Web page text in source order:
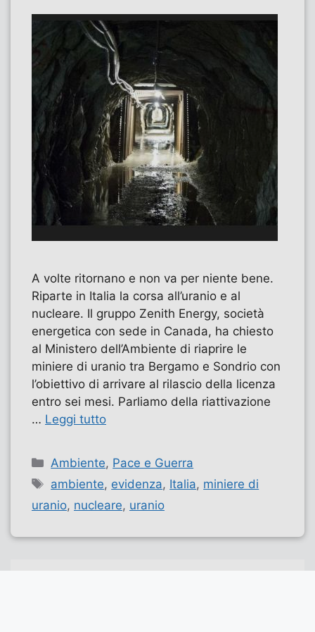
A volte ritornano e non va per niente bene.
Riparte in Italia la corsa all’uranio e al
nucleare. Il gruppo Zenith Energy, società
energetica con sede in Canada, ha chiesto
al Ministero dell’Ambiente di riaprire le
miniere di uranio tra Bergamo e Sondrio con
l’obiettivo di arrivare al rilascio della licenza
entro sei mesi. Parliamo della riattivazione
… Leggi tutto
Categorie
Ambiente, Pace e Guerra
Tag
ambiente, evidenza, Italia, miniere di
uranio, nucleare, uranio